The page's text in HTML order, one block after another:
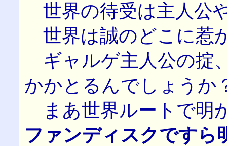
世界の待受は主人公
世界は誠のどこに惹
ギャルゲ主人公の掟
かかとるんでしょうか
まあ世界ルートで明
ファンディスクですら